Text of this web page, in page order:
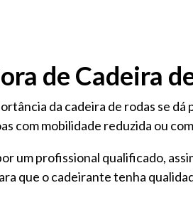
de Cadeira
da cadeira de rodas se
com mobilidade reduzida ou
um profissional qualificado,
que o cadeirante tenha